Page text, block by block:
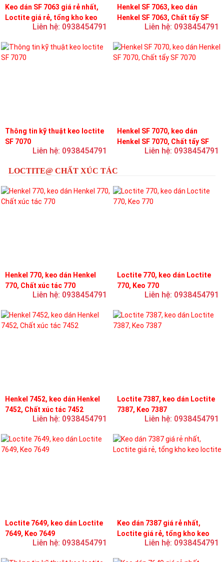
Keo dán SF 7063 giá rẻ nhất,
Loctite giá rẻ, tổng kho keo
Liên hệ: 0938454791
Henkel SF 7063, keo dán
Henkel SF 7063, Chất tẩy SF
Liên hệ: 0938454791
Thông tin kỹ thuật keo loctite
SF 7070
Liên hệ: 0938454791
Henkel SF 7070, keo dán
Henkel SF 7070, Chất tẩy SF
Liên hệ: 0938454791
LOCTITE@ CHẤT XÚC TÁC
Henkel 770, keo dán Henkel
770, Chất xúc tác 770
Liên hệ: 0938454791
Loctite 770, keo dán Loctite
770, Keo 770
Liên hệ: 0938454791
Henkel 7452, keo dán Henkel
7452, Chất xúc tác 7452
Liên hệ: 0938454791
Loctite 7387, keo dán Loctite
7387, Keo 7387
Liên hệ: 0938454791
Loctite 7649, keo dán Loctite
7649, Keo 7649
Liên hệ: 0938454791
Keo dán 7387 giá rẻ nhất,
Loctite giá rẻ, tổng kho keo
Liên hệ: 0938454791